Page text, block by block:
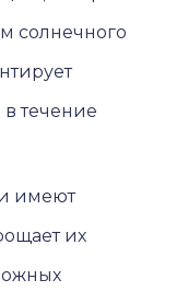
солнечного
течение
имеют
их